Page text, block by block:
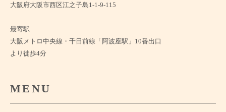
大阪府大阪市西区江之子島1-1-9-115
最寄駅
大阪メトロ中央線・千日前線「阿波座駅」10番出口
より徒歩4分
MENU